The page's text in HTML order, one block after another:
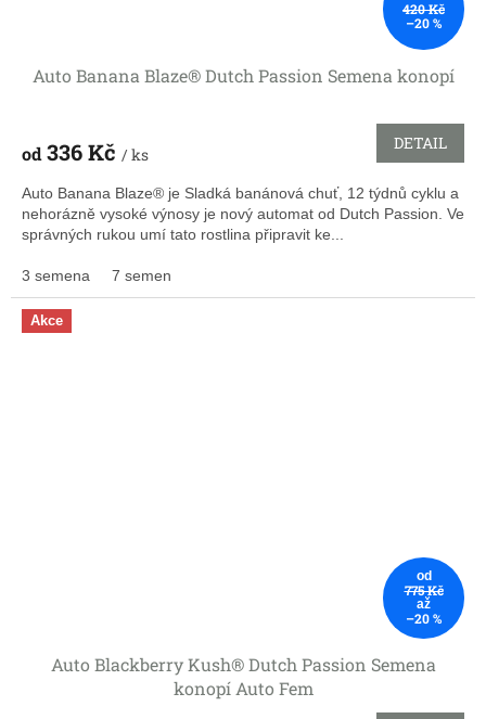
420 Kč
–20 %
Auto Banana Blaze® Dutch Passion Semena konopí
od 336 Kč / ks
DETAIL
Auto Banana Blaze® je Sladká banánová chuť, 12 týdnů cyklu a
nehorázně vysoké výnosy je nový automat od Dutch Passion. Ve
správných rukou umí tato rostlina připravit ke...
3 semena 7 semen
Akce
od
775 Kč
až
–20 %
Auto Blackberry Kush® Dutch Passion Semena
konopí Auto Fem